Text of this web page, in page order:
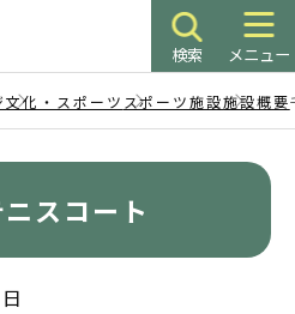
検索 メニュー
文化・スポーツ スポーツ施設施設概要
スコート